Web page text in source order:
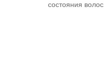
состояния волос.